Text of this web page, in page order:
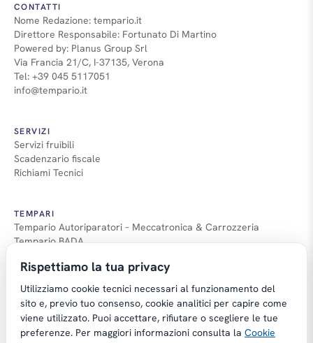
CONTATTI
Nome Redazione: tempario.it
Direttore Responsabile: Fortunato Di Martino
Powered by: Planus Group Srl
Via Francia 21/C, I-37135, Verona
Tel: +39 045 5117051
info@tempario.it
SERVIZI
Servizi fruibili
Scadenzario fiscale
Richiami Tecnici
TEMPARI
Tempario Autoriparatori – Meccatronica & Carrozzeria
Tempario BADA
Guida Applicazione Tempi
Copyright © Tempario.it | Powered by
Rispettiamo la tua privacy
Utilizziamo cookie tecnici necessari al funzionamento del
sito e, previo tuo consenso, cookie analitici per capire come
viene utilizzato. Puoi accettare, rifiutare o scegliere le tue
preferenze. Per maggiori informazioni consulta la Cookie